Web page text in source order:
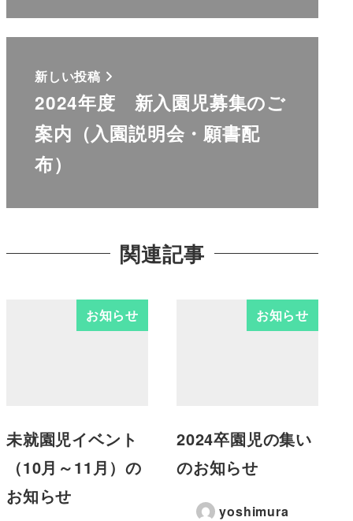
新しい投稿
2024年度 新入園児募集のご
案内（入園説明会・願書配
布）
関連記事
お知らせ
未就園児イベント
（10月～11月）の
お知らせ
お知らせ
2024卒園児の集い
のお知らせ
yoshimura